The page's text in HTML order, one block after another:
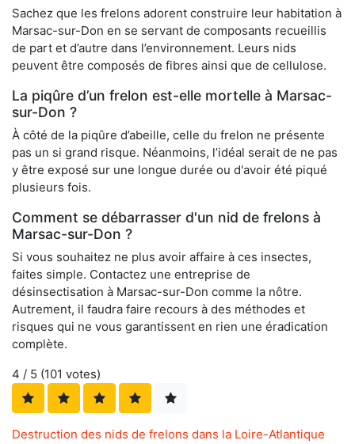
Sachez que les frelons adorent construire leur habitation à
Marsac-sur-Don en se servant de composants recueillis
de part et d’autre dans l’environnement. Leurs nids
peuvent être composés de fibres ainsi que de cellulose.
La piqûre d’un frelon est-elle mortelle à Marsac-
sur-Don ?
À côté de la piqûre d’abeille, celle du frelon ne présente
pas un si grand risque. Néanmoins, l’idéal serait de ne pas
y être exposé sur une longue durée ou d'avoir été piqué
plusieurs fois.
Comment se débarrasser d'un nid de frelons à
Marsac-sur-Don ?
Si vous souhaitez ne plus avoir affaire à ces insectes,
faites simple. Contactez une entreprise de
désinsectisation à Marsac-sur-Don comme la nôtre.
Autrement, il faudra faire recours à des méthodes et
risques qui ne vous garantissent en rien une éradication
complète.
4 / 5 (101 votes)
Destruction des nids de frelons dans la Loire-Atlantique